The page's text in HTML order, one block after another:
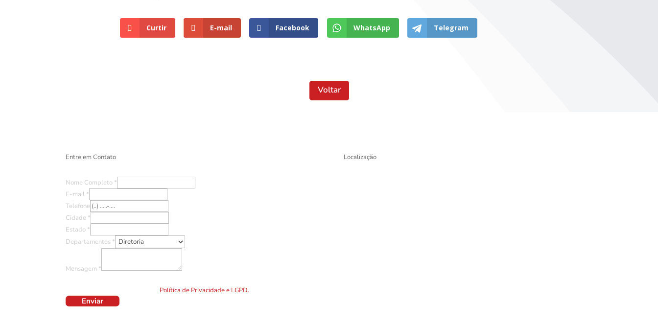
Curtir E-mail Facebook WhatsApp Telegram
Voltar
Entre em Contato
Nome Completo *
E-mail *
Telefone
Cidade *
Estado *
Departamentos *
Mensagem *
Política de Privacidade e LGPD.
Enviar
Localização